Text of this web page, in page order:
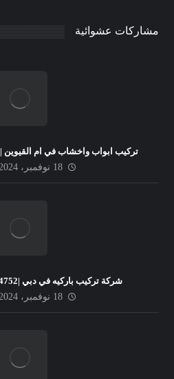
مشاركات عشوائية
تركيب ابواب واخشاب في ام القيوين |0545574752|تفصيل ابواب
18 نوفمبر، 2024
شركة تركيب باركيه في دبي |0545574752 |باركيه عصري
18 نوفمبر، 2024